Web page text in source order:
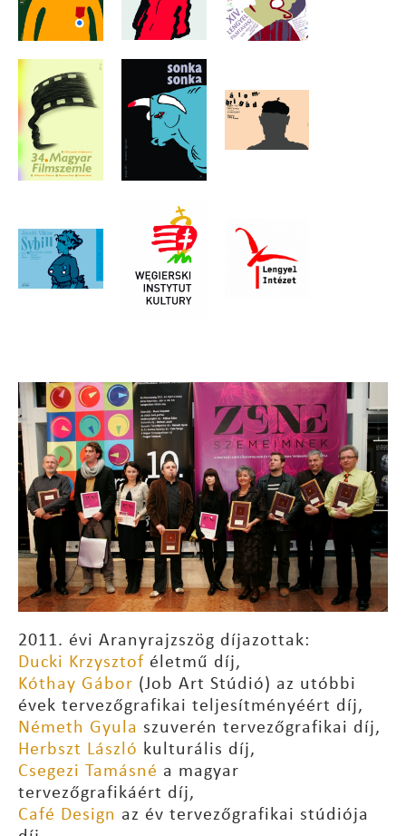
2011. évi Aranyrajzszög díjazottak:
Ducki Krzysztof életmű díj,
Kóthay Gábor (Job Art Stúdió) az utóbbi
évek tervezőgrafikai teljesítményéért díj,
Németh Gyula szuverén tervezőgrafikai díj,
Herbszt László kulturális díj,
Csegezi Tamásné a magyar
tervezőgrafikáért díj,
Café Design az év tervezőgrafikai stúdiója